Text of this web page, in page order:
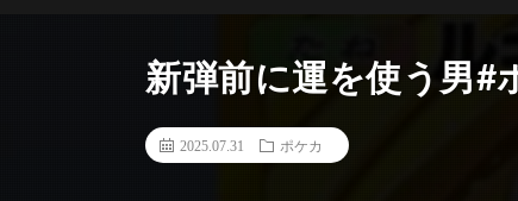
新弾前に運を使う男#
2025.07.31 ポケカ